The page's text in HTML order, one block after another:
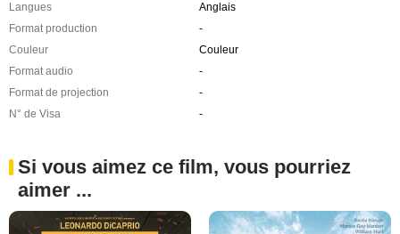
Langues
Anglais
Format production
-
Couleur
Couleur
Format audio
-
Format de projection
-
N° de Visa
-
Si vous aimez ce film, vous pourriez
aimer ...